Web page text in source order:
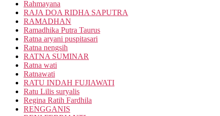
Rahmayana
RAJA DOA RIDHA SAPUTRA
RAMADHAN
Ramadhika Putra Taurus
Ratna aryani puspitasari
Ratna nengsih
RATNA SUMINAR
Ratna wati
Ratnawati
RATU INDAH FUJIAWATI
Ratu Lilis suryalis
Regina Ratih Fardhila
RENGGANIS